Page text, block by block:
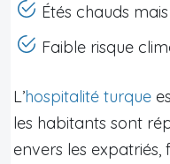
Étés chauds
Faible risque
L’hospitalité turque
les habitants sont
envers les expatriés,